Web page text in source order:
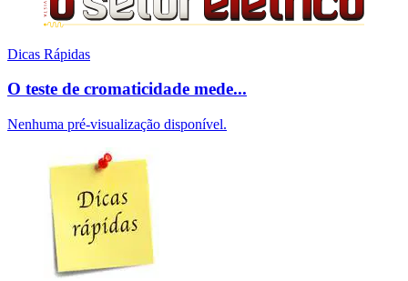
Dicas Rápidas
O teste de cromaticidade mede...
Nenhuma pré-visualização disponível.